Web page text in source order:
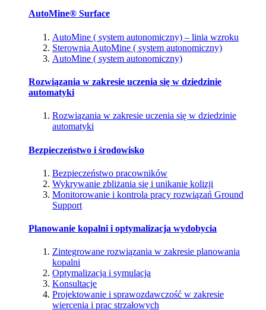
AutoMine® Surface
AutoMine ( system autonomiczny) – linia wzroku
Sterownia AutoMine ( system autonomiczny)
AutoMine ( system autonomiczny)
Rozwiązania w zakresie uczenia się w dziedzinie
automatyki
Rozwiązania w zakresie uczenia się w dziedzinie
automatyki
Bezpieczeństwo i środowisko
Bezpieczeństwo pracowników
Wykrywanie zbliżania się i unikanie kolizji
Monitorowanie i kontrola pracy rozwiązań Ground
Support
Planowanie kopalni i optymalizacja wydobycia
Zintegrowane rozwiązania w zakresie planowania
kopalni
Optymalizacja i symulacja
Konsultacje
Projektowanie i sprawozdawczość w zakresie
wiercenia i prac strzałowych